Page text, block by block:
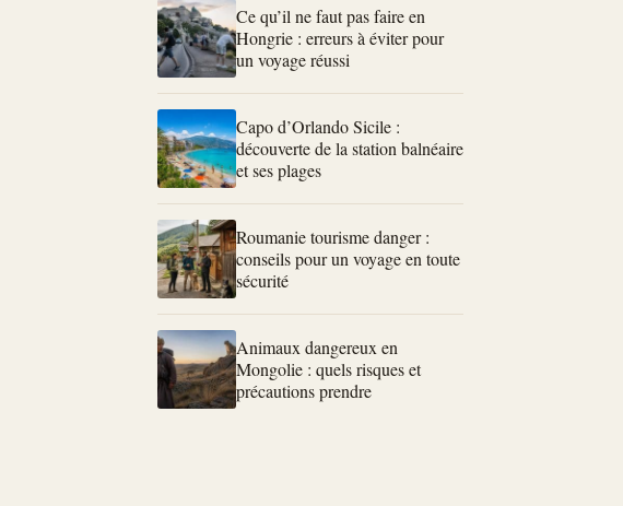
Ce qu’il ne faut pas faire en
Hongrie : erreurs à éviter pour
un voyage réussi
Capo d’Orlando Sicile :
découverte de la station balnéaire
et ses plages
Roumanie tourisme danger :
conseils pour un voyage en toute
sécurité
Animaux dangereux en
Mongolie : quels risques et
précautions prendre